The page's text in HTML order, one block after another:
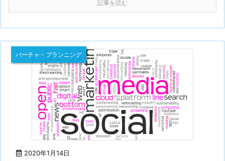
記事を読む
2020年1月14日
バーチャ・プランニング